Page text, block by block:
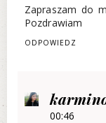
Zapraszam do
Pozdrawiam
ODPOWIEDZ
00:46